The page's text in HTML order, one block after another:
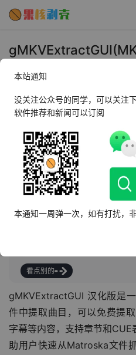
2025年1月14日 上午10:46 • 媒
AI摘要
此内容由AI根据文章内容自动生成，
gMKVExtractGUI汉化版是一
中提取音频、视频、字幕等
取。使用简单，只需拖放文件
录即可。软件体积小，无需
看点别的
gMKVExtractGUI 汉化版是
件中提取曲目，可以免费提
字幕等内容，支持章节和
助用户快速从Matroska文件
本站通知
没关注公众号的同学，可以关注
软件推荐和新闻可以订阅
本通知一周弹一次，如有打扰，非